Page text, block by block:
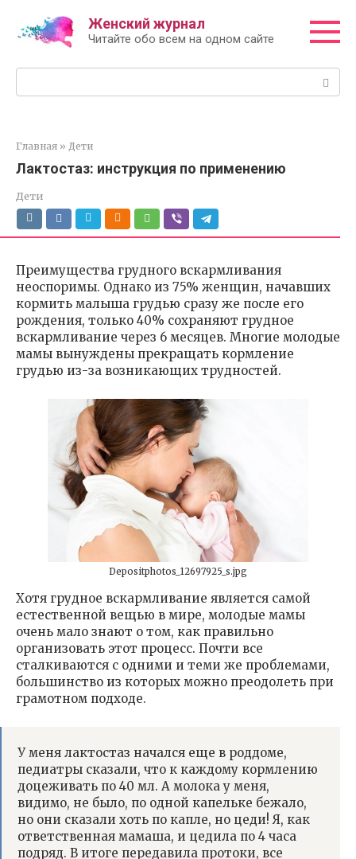
контенту
Женский журнал
Читайте обо всем на одном сайте
Главная » Дети
Лактостаз: инструкция по применению
Дети
Преимущества грудного вскармливания
неоспоримы. Однако из 75% женщин, начавших
кормить малыша грудью сразу же после его
рождения, только 40% сохраняют грудное
вскармливание через 6 месяцев. Многие молодые
мамы вынуждены прекращать кормление
грудью из-за возникающих трудностей.
Depositphotos_12697925_s.jpg
Хотя грудное вскармливание является самой
естественной вещью в мире, молодые мамы
очень мало знают о том, как правильно
организовать этот процесс. Почти все
сталкиваются с одними и теми же проблемами,
большинство из которых можно преодолеть при
грамотном подходе.
У меня лактостаз начался еще в роддоме,
педиатры сказали, что к каждому кормлению
доцеживать по 40 мл. А молока у меня,
видимо, не было, по одной капельке бежало,
но они сказали хоть по капле, но цеди! Я, как
ответственная мамаша, и цедила по 4 часа
подряд. В итоге передавила протоки, все